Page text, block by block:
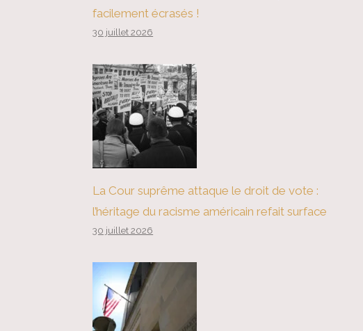
facilement écrasés !
30 juillet 2026
La Cour suprême attaque le droit de vote :
l’héritage du racisme américain refait surface
30 juillet 2026